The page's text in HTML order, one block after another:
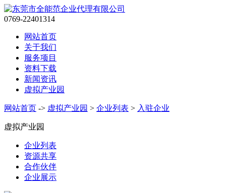
0769-22401314
网站首页
关于我们
服务项目
资料下载
新闻资讯
虚拟产业园
网站首页 -> 虚拟产业园 > 企业列表 > 入驻企业
虚拟产业园
企业列表
资源共享
合作伙伴
企业展示